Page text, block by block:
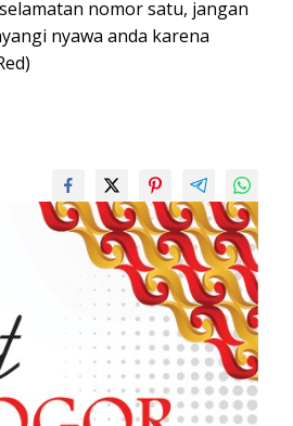
nomor satu, jangan
nyawa anda karena